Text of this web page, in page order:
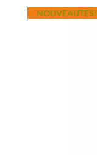
NOUVEAUTÉS!